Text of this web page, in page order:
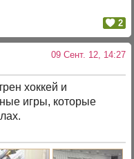
2
09 Сент. 12, 14:27
хоккей и
игры, которые